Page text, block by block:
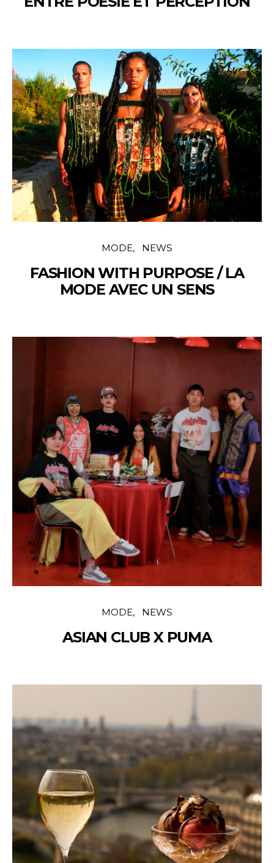
MODE NEWS
FASHION WITH PURPOSE / LA
MODE AVEC UN SENS
MODE NEWS
ASIAN CLUB X PUMA